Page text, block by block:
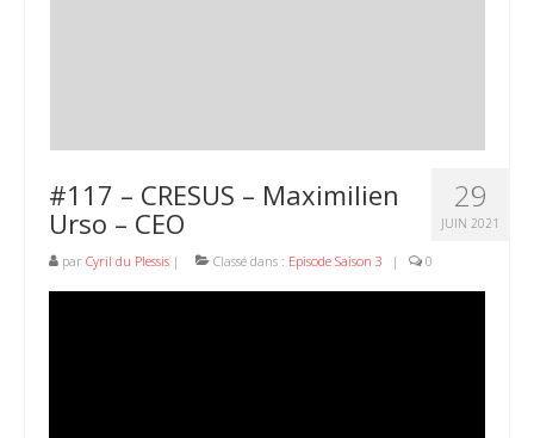
29
JUIN 2021
#117 – CRESUS – Maximilien
Urso – CEO
par Cyril du Plessis | Classé dans : Episode Saison 3 | 0